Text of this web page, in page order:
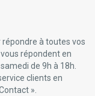
à toutes vos
répondent en
de 9h à 18h.
clients en
».